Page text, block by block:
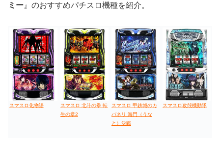
ミー 』のおすすめパチスロ機種を紹介。
スマスロ化物語
スマスロ 北斗の拳 転
生の章2
スマスロ 甲鉄城のカ
バネリ 海門（うな
と）決戦
スマスロ攻殻機動隊